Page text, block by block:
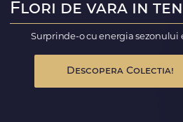
Flori de vara in
Surprinde-o cu energia sezonului
Descopera Colectia!